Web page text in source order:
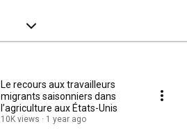
Le recours aux travailleurs
migrants saisonniers dans
l’agriculture aux États-Unis
10K views 1 year ago